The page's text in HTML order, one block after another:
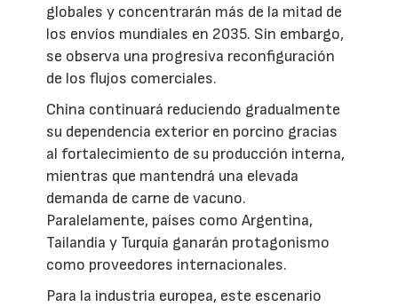
globales y concentrarán más de la mitad de
los envíos mundiales en 2035. Sin embargo,
se observa una progresiva reconfiguración
de los flujos comerciales.
China continuará reduciendo gradualmente
su dependencia exterior en porcino gracias
al fortalecimiento de su producción interna,
mientras que mantendrá una elevada
demanda de carne de vacuno.
Paralelamente, países como Argentina,
Tailandia y Turquía ganarán protagonismo
como proveedores internacionales.
Para la industria europea, este escenario